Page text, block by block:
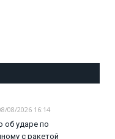
08/2026 16:14
об ударе по
с ракетой